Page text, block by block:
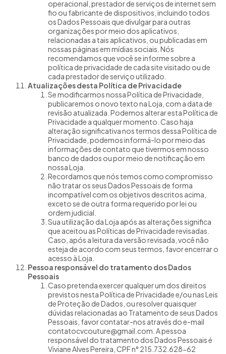
operacional, prestador de serviços de internet sem
fio ou fabricante de dispositivos, incluindo todos
os Dados Pessoais que divulgar para outras
organizações por meio dos aplicativos,
relacionadas a tais aplicativos, ou publicadas em
nossas páginas em mídias sociais. Nós
recomendamos que você se informe sobre a
política de privacidade de cada site visitado ou de
cada prestador de serviço utilizado.
Atualizações desta Política de Privacidade
Se modificarmos nossa Política de Privacidade,
publicaremos o novo texto na Loja, com a data de
revisão atualizada. Podemos alterar esta Política de
Privacidade a qualquer momento. Caso haja
alteração significativa nos termos dessa Política de
Privacidade, podemos informá-lo por meio das
informações de contato que tivermos em nosso
banco de dados ou por meio de notificação em
nossa Loja.
Recordamos que nós temos como compromisso
não tratar os seus Dados Pessoais de forma
incompatível com os objetivos descritos acima,
exceto se de outra forma requerido por lei ou
ordem judicial.
Sua utilização da Loja após as alterações significa
que aceitou as Políticas de Privacidade revisadas.
Caso, após a leitura da versão revisada, você não
esteja de acordo com seus termos, favor encerrar o
acesso à Loja.
Pessoa responsável do tratamento dos Dados
Pessoais
Caso pretenda exercer qualquer um dos direitos
previstos nesta Política de Privacidade e/ou nas Leis
de Proteção de Dados, ou resolver quaisquer
dúvidas relacionadas ao Tratamento de seus Dados
Pessoais, favor contatar-nos através do e-mail
contatocvcouture@gmail.com . A pessoa
responsável do tratamento dos Dados Pessoais é
Viviane Alves Pereira, CPF n° 215.732.628-62